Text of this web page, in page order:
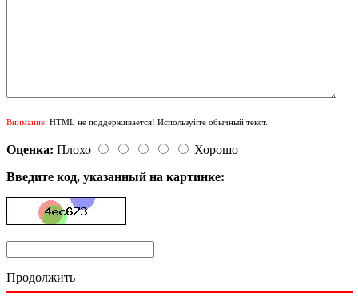
Внимание: HTML не поддерживается! Используйте обычный текст.
Оценка: Плохо
Хорошо
Введите код, указанный на картинке:
Продолжить